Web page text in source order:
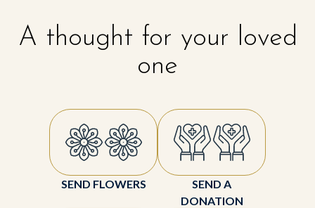
A thought for your loved
one
SEND FLOWERS
SEND A
DONATION